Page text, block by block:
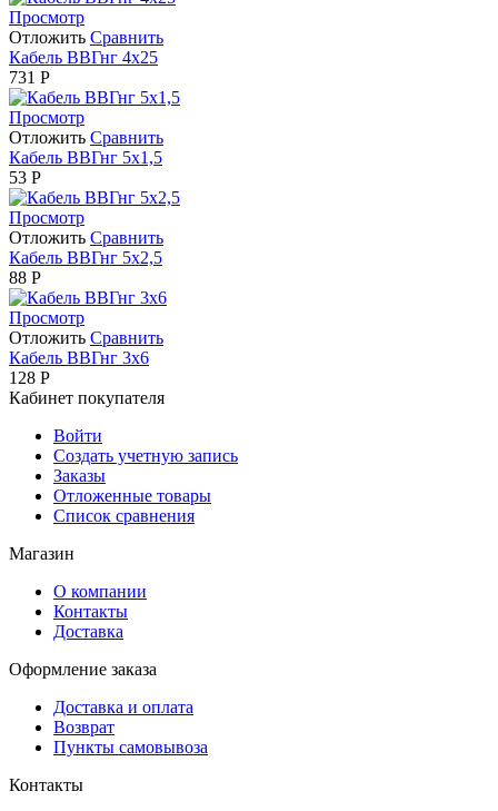
Просмотр
Отложить Сравнить
Кабель ВВГнг 4х25
731 Р
Просмотр
Отложить Сравнить
Кабель ВВГнг 5х1,5
53 Р
Просмотр
Отложить Сравнить
Кабель ВВГнг 5х2,5
88 Р
Просмотр
Отложить Сравнить
Кабель ВВГнг 3х6
128 Р
Кабинет покупателя
Войти
Создать учетную запись
Заказы
Отложенные товары
Список сравнения
Магазин
О компании
Контакты
Доставка
Оформление заказа
Доставка и оплата
Возврат
Пункты самовывоза
Контакты